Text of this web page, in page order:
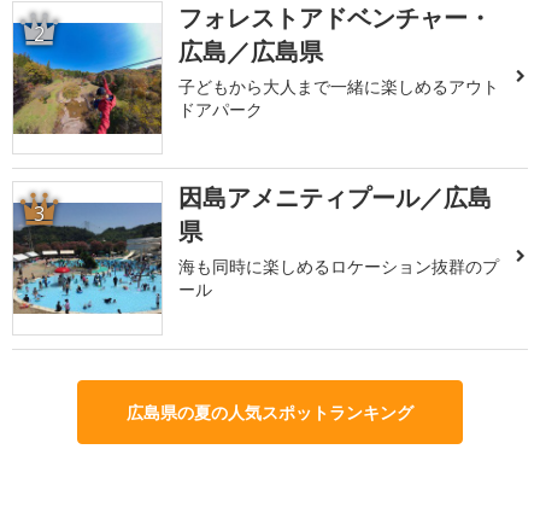
2
フォレストアドベンチャー・
広島／広島県
子どもから大人まで一緒に楽しめるアウト
ドアパーク
3
因島アメニティプール／広島
県
海も同時に楽しめるロケーション抜群のプ
ール
広島県の夏の人気スポットランキング